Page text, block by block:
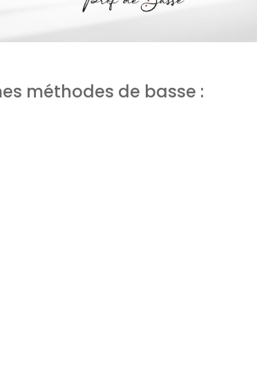
méthodes de basse :